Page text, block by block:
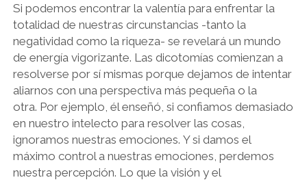
Si podemos encontrar la valentía para enfrentar la
totalidad de nuestras circunstancias -tanto la
negatividad como la riqueza- se revelará un mundo
de energía vigorizante. Las dicotomías comienzan a
resolverse por sí mismas porque dejamos de intentar
aliarnos con una perspectiva más pequeña o la
otra. Por ejemplo, él enseñó, si confiamos demasiado
en nuestro intelecto para resolver las cosas,
ignoramos nuestras emociones. Y si damos el
máximo control a nuestras emociones, perdemos
nuestra percepción. Lo que la visión y el